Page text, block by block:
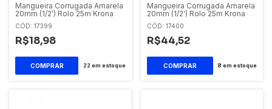
Mangueira Corrugada Amarela
20mm (1/2') Rolo 25m Krona
CÓD: 17399
R$18,98
22 em estoque
Mangueira Corrugada Amarela
20mm (1/2') Rolo 25m Krona
CÓD: 17400
R$44,52
8 em estoque